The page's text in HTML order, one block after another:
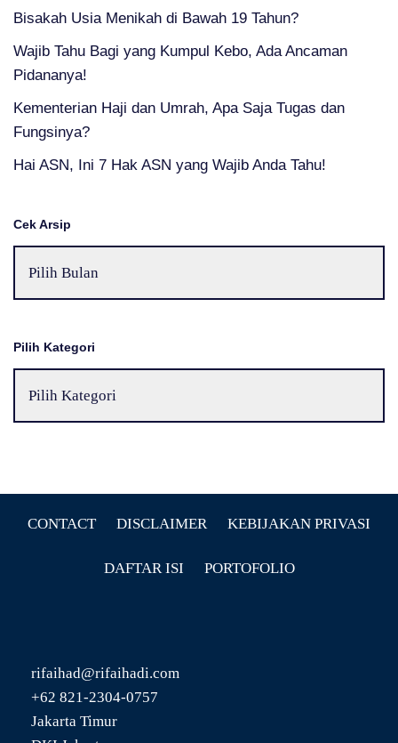
Bisakah Usia Menikah di Bawah 19 Tahun?
Wajib Tahu Bagi yang Kumpul Kebo, Ada Ancaman
Pidananya!
Kementerian Haji dan Umrah, Apa Saja Tugas dan
Fungsinya?
Hai ASN, Ini 7 Hak ASN yang Wajib Anda Tahu!
Cek Arsip
Pilih Kategori
CONTACT DISCLAIMER KEBIJAKAN PRIVASI
DAFTAR ISI PORTOFOLIO
rifaihad@rifaihadi.com
+62 821-2304-0757
Jakarta Timur